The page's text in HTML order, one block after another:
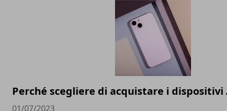
Perché scegliere di acquistare i dispositivi
01/07/2023